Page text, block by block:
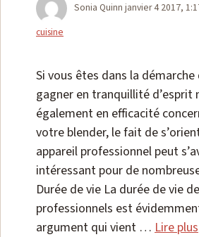
Sonia Quinn janvier 4 2017,
cuisine
Si vous êtes dans la
gagner en tranquillité d’esprit
également en efficacité
votre blender, le fait de
appareil professionnel peut
intéressant pour de
Durée de vie La durée de vie
professionnels est
argument qui vient … Lire plus